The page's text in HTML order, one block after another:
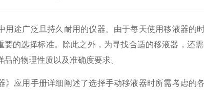
用途广泛旦持久耐用的仪器。由于每天使用移液器的
要的选择标准。除此之外，为寻找合适的移液器，还
的物理性质以及准确度要求。
》应用手册详细阐述了选择手动移液器时所需考虑的